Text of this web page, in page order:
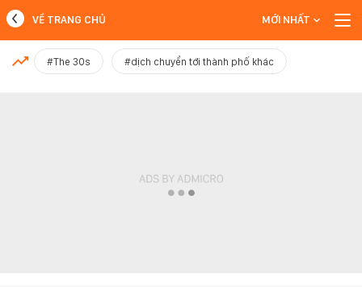
MỚI NHẤT
VỀ TRANG CHỦ MỚI NHẤT
#The 30s #dịch chuyển tới thành phố khác